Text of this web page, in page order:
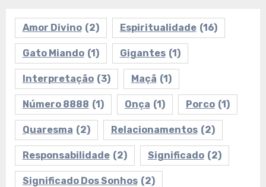
Amor Divino (2) Espiritualidade (16)
Gato Miando (1) Gigantes (1)
Interpretação (3) Maçã (1)
Número 8888 (1) Onça (1) Porco (1)
Quaresma (2) Relacionamentos (2)
Responsabilidade (2) Significado (2)
Significado Dos Sonhos (2)